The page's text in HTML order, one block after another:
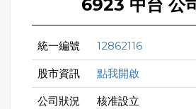
6923 中台 公
統一編號 12862116
股市資訊 點我開啟
公司狀況
核准設立